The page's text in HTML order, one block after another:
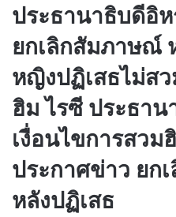
ประธานาธิบดีอิ
ยกเลิกสัมภาษณ์
หญิงปฏิเสธไม่ส
ฮิม ไรซี ประธา
เงื่อนไขการสว
ประกาศข่าว ยก
หลังปฏิเสธ